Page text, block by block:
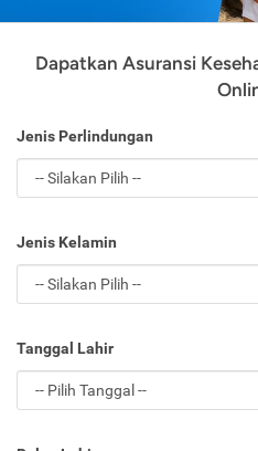
Dapatkan Asuransi
Jenis Perlindungan
Jenis Kelamin
Tanggal Lahir